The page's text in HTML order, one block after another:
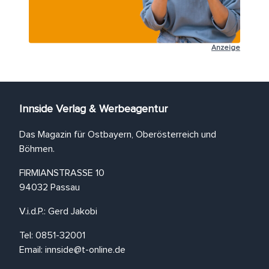
Anzeige
Innside Verlag & Werbeagentur
Das Magazin für Ostbayern, Oberösterreich und
Böhmen.
FIRMIANSTRASSE 10
94032 Passau
V.i.d.P.: Gerd Jakobi
Tel: 0851-32001
Email: innside@t-online.de